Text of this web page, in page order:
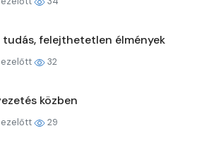
tudás, felejthetetlen élmények
ezelőtt 32
közben
ezelőtt 29